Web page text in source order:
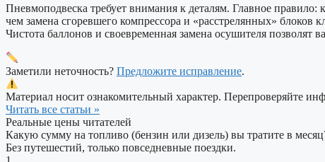
Пневмоподвеска требует внимания к деталям. Главное правило:
чем замена сгоревшего компрессора и «расстрелянных» блоков
Чистота баллонов и своевременная замена осушителя
Заметили неточность? Предложите исправление.
Материал носит ознакомительный характер. Перепроверяйте
Читать все статьи »
Реальные цены читателей
Какую сумму на топливо (бензин или дизель) вы тратите в
Без путешестий, только повседневные поездки.